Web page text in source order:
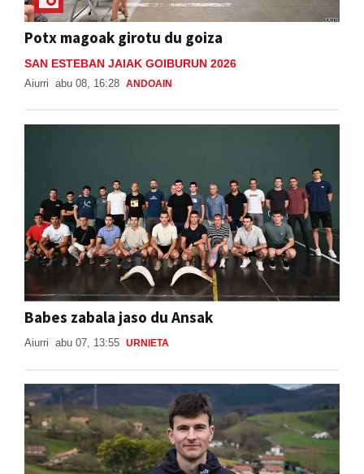
Potx magoak girotu du goiza
SAN ESTEBAN JAIAK GOIBURUN 2026
Aiurri abu 08, 16:28 ANDOAIN
Babes zabala jaso du Ansak
Aiurri abu 07, 13:55 URNIETA